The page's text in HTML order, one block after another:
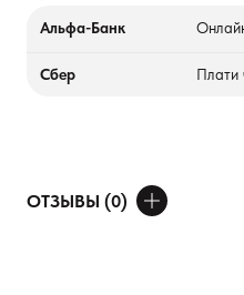
Альфа-Банк
Сбер Плати
ОТЗЫВЫ (0)